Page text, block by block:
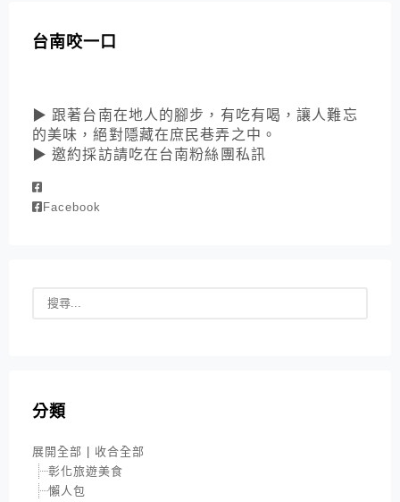
台南咬一口
▶ 跟著台南在地人的腳步，有吃有喝，讓人難忘
的美味，絕對隱藏在庶民巷弄之中。
▶ 邀約採訪請吃在台南粉絲團私訊
Facebook
分類
展開全部 | 收合全部
彰化旅遊美食
懶人包